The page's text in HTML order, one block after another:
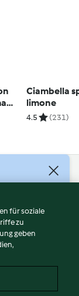
Ciambella
limone
4.5 (231)
für soziale
zu
geben